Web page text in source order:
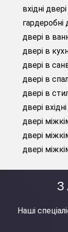
вхідні
гардеробні
двері в
двері в
двері в
двері в
двері в
двері
двері
двері
двері
Наші